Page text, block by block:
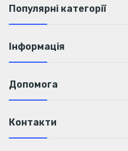
Популярні категорії
Інформація
Допомога
Контакти